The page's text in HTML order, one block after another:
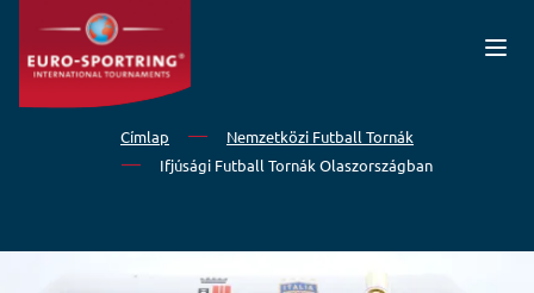
Ugrás a tartalomra
Címlap
Nemzetközi Futball Tornák
Ifjúsági Futball Tornák Olaszországban